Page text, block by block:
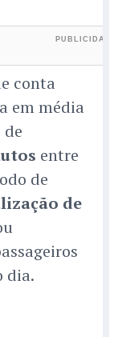
conta
em média
entre
de
de
dia.